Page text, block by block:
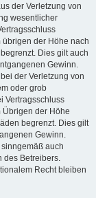
der Verletzung von
wesentlicher
der Höhe nach
Dies gilt auch
Gewinn.
der Verletzung von
oder grob
Vertragsschluss
der Höhe
begrenzt. Dies gilt
Gewinn.
auch
Betreibers.
Recht bleiben